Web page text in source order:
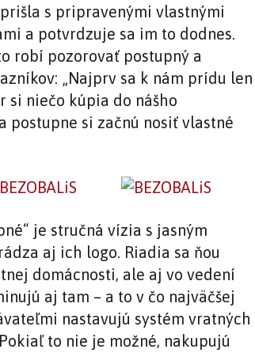
s pripravenými vlastnými
a potvrdzuje sa im to dodnes.
robí pozorovať postupný a
„Najprv sa k nám prídu len
si niečo kúpia do nášho
postupne si začnú nosiť vlastné
je stručná vízia s jasným
aj ich logo. Riadia sa ňou
domácnosti, ale aj vo vedení
aj tam – a to v čo najväčšej
nastavujú systém vratných
to nie je možné, nakupujú